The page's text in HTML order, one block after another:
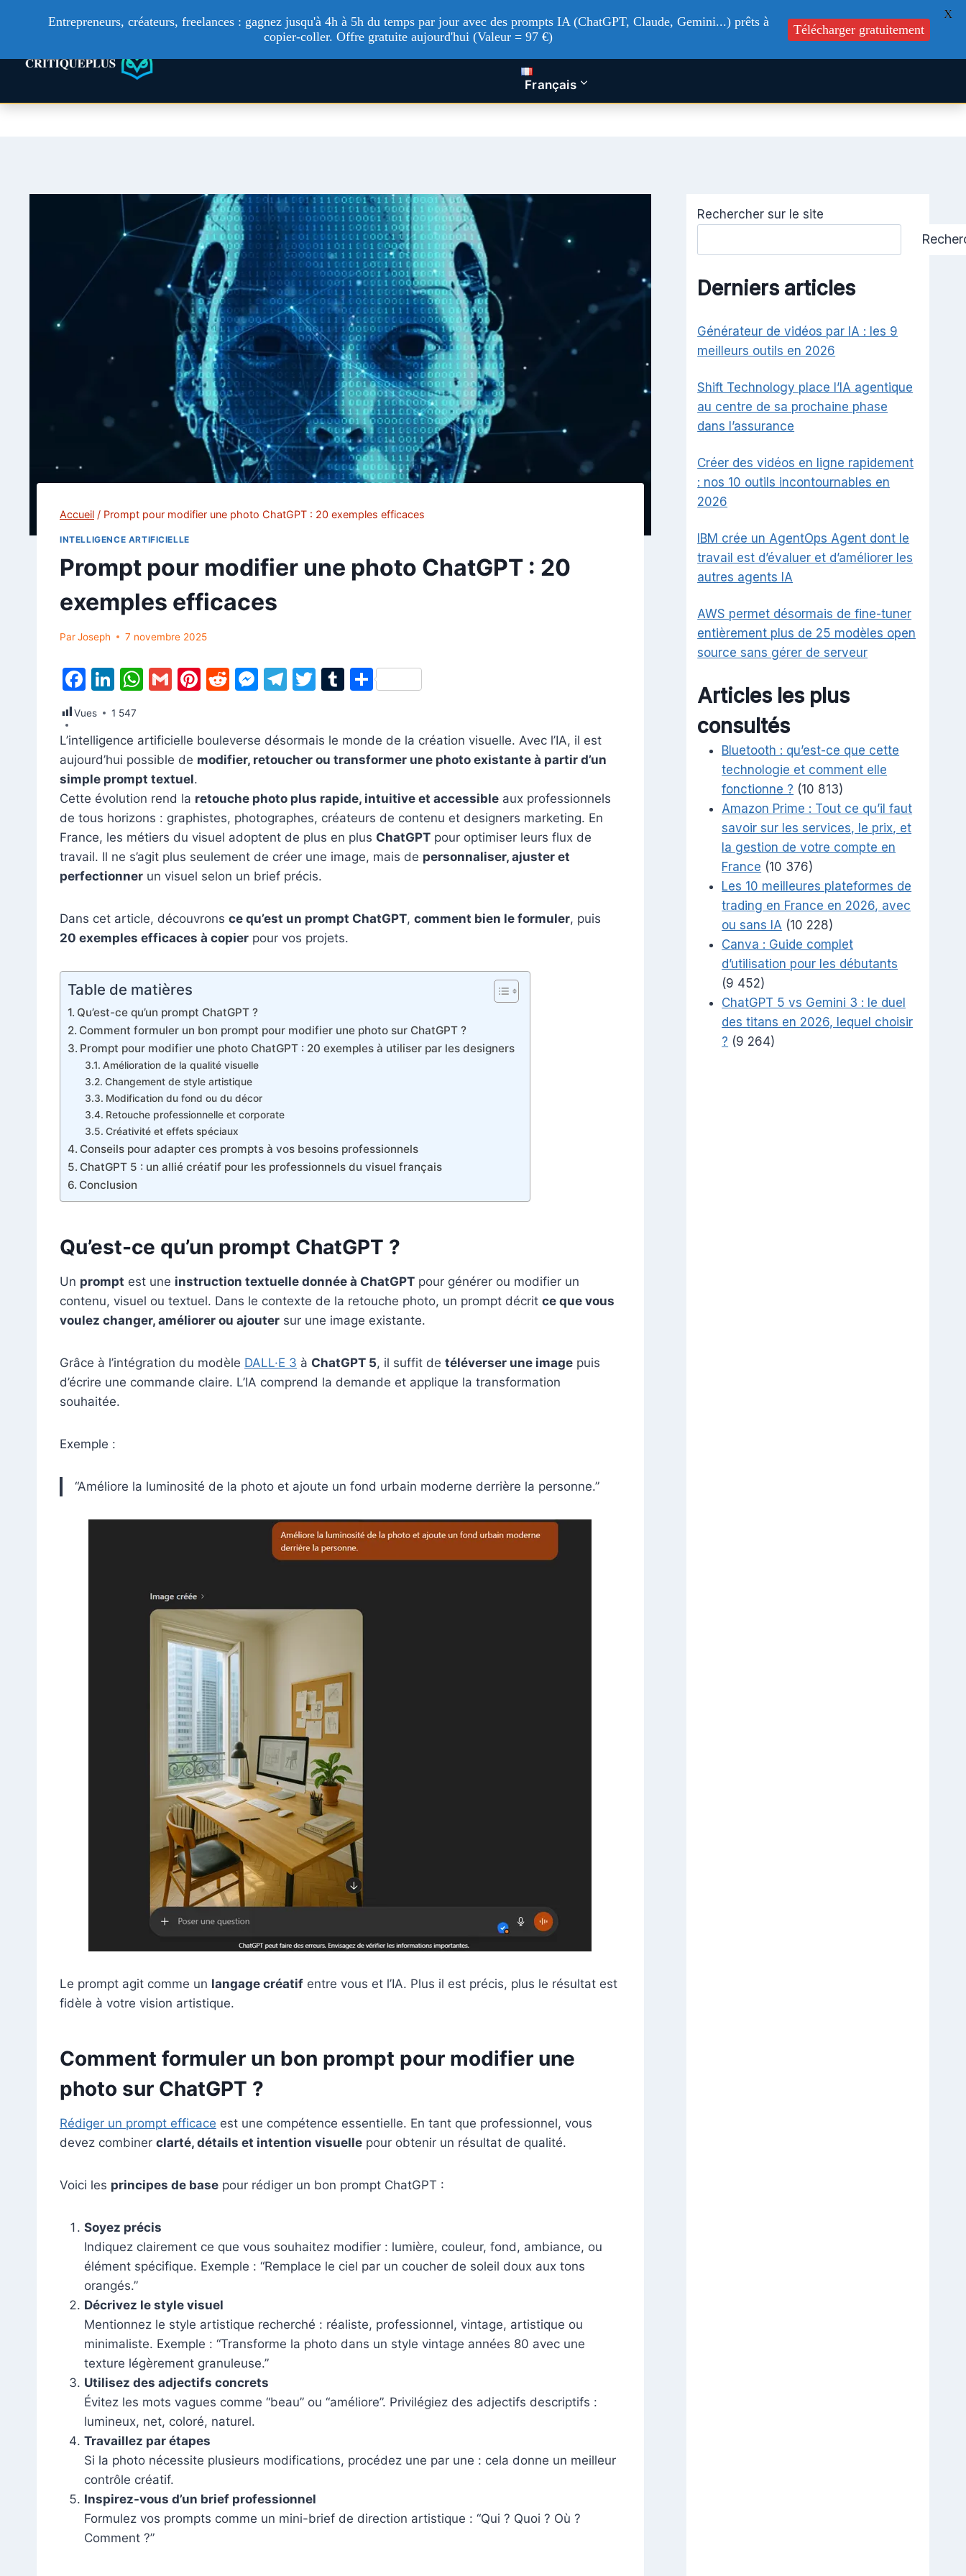
contenu
Technologie Actualités Tech Intelligence artificielle Blog Contactez-nous
Français
Accueil / Prompt pour modifier une photo ChatGPT : 20 exemples efficaces
INTELLIGENCE ARTIFICIELLE
Prompt pour modifier une photo ChatGPT : 20
exemples efficaces
ParJoseph 7 novembre 2025
F
c
e
b
o
o
k
Li
n
k
e
dI
n
W
s
A
p
p
G
l
Pi
e
st
R
di
t
M
s
e
n
g
er
T
gr
a
m
T
er
T
bl
r
P
g
er
Vues 1 547
L’intelligence artificielle bouleverse désormais le monde de la création visuelle. Avec l’IA, il est
aujourd’hui possible de modifier, retoucher ou transformer une photo existante à partir d’un
simple prompt textuel.
Cette évolution rend la retouche photo plus rapide, intuitive et accessible aux professionnels
de tous horizons : graphistes, photographes, créateurs de contenu et designers marketing. En
France, les métiers du visuel adoptent de plus en plus ChatGPT pour optimiser leurs flux de
travail. Il ne s’agit plus seulement de créer une image, mais de personnaliser, ajuster et
perfectionner un visuel selon un brief précis.
Dans cet article, découvrons ce qu’est un prompt ChatGPT, comment bien le formuler, puis
20 exemples efficaces à copier pour vos projets.
Table de matières
Qu’est-ce qu’un prompt ChatGPT ?
Comment formuler un bon prompt pour modifier une photo sur ChatGPT ?
Prompt pour modifier une photo ChatGPT : 20 exemples à utiliser par les designers
Amélioration de la qualité visuelle
Changement de style artistique
Modification du fond ou du décor
Retouche professionnelle et corporate
Créativité et effets spéciaux
Conseils pour adapter ces prompts à vos besoins professionnels
ChatGPT 5 : un allié créatif pour les professionnels du visuel français
Conclusion
Qu’est-ce qu’un prompt ChatGPT ?
Un prompt est une instruction textuelle donnée à ChatGPT pour générer ou modifier un
contenu, visuel ou textuel. Dans le contexte de la retouche photo, un prompt décrit ce que vous
voulez changer, améliorer ou ajouter sur une image existante.
Grâce à l’intégration du modèle DALL·E 3 à ChatGPT 5, il suffit de téléverser une image puis
d’écrire une commande claire. L’IA comprend la demande et applique la transformation
souhaitée.
Exemple :
“Améliore la luminosité de la photo et ajoute un fond urbain moderne derrière la personne.”
Le prompt agit comme un langage créatif entre vous et l’IA. Plus il est précis, plus le résultat est
fidèle à votre vision artistique.
Comment formuler un bon prompt pour modifier une
photo sur ChatGPT ?
Rédiger un prompt efficace est une compétence essentielle. En tant que professionnel, vous
devez combiner clarté, détails et intention visuelle pour obtenir un résultat de qualité.
Voici les principes de base pour rédiger un bon prompt ChatGPT :
Soyez précis
Indiquez clairement ce que vous souhaitez modifier : lumière, couleur, fond, ambiance, ou
élément spécifique. Exemple : “Remplace le ciel par un coucher de soleil doux aux tons
orangés.”
Décrivez le style visuel
Mentionnez le style artistique recherché : réaliste, professionnel, vintage, artistique ou
minimaliste. Exemple : “Transforme la photo dans un style vintage années 80 avec une
texture légèrement granuleuse.”
Utilisez des adjectifs concrets
Évitez les mots vagues comme “beau” ou “améliore”. Privilégiez des adjectifs descriptifs :
lumineux, net, coloré, naturel.
Travaillez par étapes
Si la photo nécessite plusieurs modifications, procédez une par une : cela donne un meilleur
contrôle créatif.
Inspirez-vous d’un brief professionnel
Formulez vos prompts comme un mini-brief de direction artistique : “Qui ? Quoi ? Où ?
Comment ?”
Rechercher sur le site
Derniers articles
Générateur de vidéos par IA : les 9
meilleurs outils en 2026
Shift Technology place l’IA agentique
au centre de sa prochaine phase
dans l’assurance
Créer des vidéos en ligne rapidement
: nos 10 outils incontournables en
2026
IBM crée un AgentOps Agent dont le
travail est d’évaluer et d’améliorer les
autres agents IA
AWS permet désormais de fine-tuner
entièrement plus de 25 modèles open
source sans gérer de serveur
Articles les plus
consultés
Bluetooth : qu’est-ce que cette
technologie et comment elle
fonctionne ? (10 813)
Amazon Prime : Tout ce qu’il faut
savoir sur les services, le prix, et
la gestion de votre compte en
France (10 376)
Les 10 meilleures plateformes de
trading en France en 2026, avec
ou sans IA (10 228)
Canva : Guide complet
d’utilisation pour les débutants
(9 452)
ChatGPT 5 vs Gemini 3 : le duel
des titans en 2026, lequel choisir
? (9 264)
Entrepreneurs, créateurs, freelances : gagnez jusqu'à 4h à 5h du temps par jour avec des prompts IA (ChatGPT, Claude, Gemini...) prêts à
copier-coller. Offre gratuite aujourd'hui (Valeur = 97 €)
Télécharger gratuitement
X